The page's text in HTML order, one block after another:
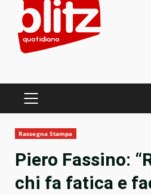
content
PRIMARY
Rassegna Stampa
Piero Fassino:
chi fa fatica e